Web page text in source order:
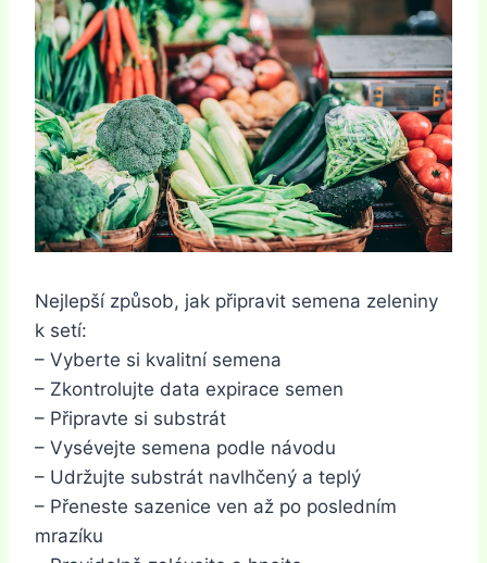
Nejlepší způsob, jak připravit semena zeleniny
k setí:
– Vyberte si kvalitní semena
– Zkontrolujte data expirace semen
– Připravte si substrát
– Vysévejte semena podle návodu
– Udržujte substrát navlhčený a teplý
– Přeneste sazenice ven až po posledním
mrazíku